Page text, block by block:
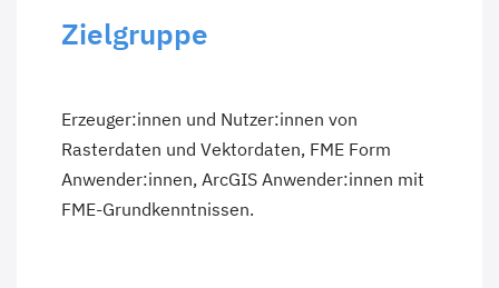
Zielgruppe
Erzeuger:innen und Nutzer:innen von
Rasterdaten und Vektordaten, FME Form
Anwender:innen, ArcGIS Anwender:innen mit
FME-Grundkenntnissen.